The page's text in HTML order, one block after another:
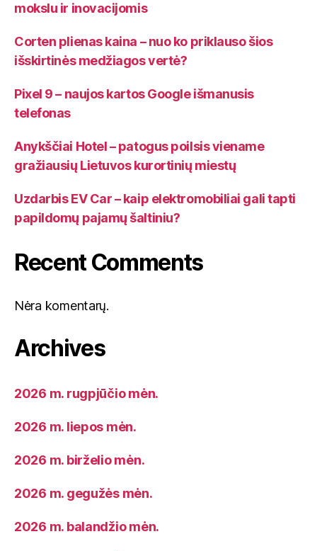
mokslu ir inovacijomis
Corten plienas kaina – nuo ko priklauso šios
išskirtinės medžiagos vertė?
Pixel 9 – naujos kartos Google išmanusis
telefonas
Anykščiai Hotel – patogus poilsis viename
gražiausių Lietuvos kurortinių miestų
Uzdarbis EV Car – kaip elektromobiliai gali tapti
papildomų pajamų šaltiniu?
Recent Comments
Nėra komentarų.
Archives
2026 m. rugpjūčio mėn.
2026 m. liepos mėn.
2026 m. birželio mėn.
2026 m. gegužės mėn.
2026 m. balandžio mėn.